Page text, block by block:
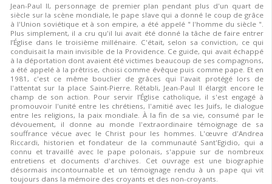
Jean-Paul II, personnage de premier plan pendant plus d'un quart de
siècle sur la scène mondiale, le pape slave qui a donné le coup de grâce
à l'Union soviétique et à son empire, a été appelé " l'homme du siècle ".
Plus simplement, il a cru qu'il lui avait été donné la tâche de faire entrer
l’Église dans le troisième millénaire. C'était, selon sa conviction, ce qui
conduisait la main invisible de la Providence. Ce guide, qui avait échappé
à la déportation dont avaient été victimes beaucoup de ses compagnons,
a été appelé à la prêtrise, choisi comme évêque puis comme pape. Et en
1981, c'est ce même bouclier de grâces qui l'avait protégé lors de
l'attentat sur la place Saint-Pierre. Rétabli, Jean-Paul II élargit encore le
champ de son action. Pour servir l’Église catholique, il s'est engagé à
promouvoir l'unité entre les chrétiens, l'amitié avec les Juifs, le dialogue
entre les religions, la paix mondiale. À la fin de sa vie, consumé par le
dévouement, il donne au monde l'extraordinaire témoignage de sa
souffrance vécue avec le Christ pour les hommes. L'œuvre d'Andrea
Riccardi, historien et fondateur de la communauté Sant'Egidio, qui a
connu et travaillé avec le pape polonais, s'appuie sur de nombreux
entretiens et documents d'archives. Cet ouvrage est une biographie
désormais incontournable et un témoignage rendu à un pape qui vit
toujours dans la mémoire des croyants et des non-croyants.